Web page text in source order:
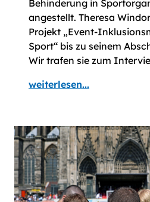
Behinderung in
angestellt. Theresa
Projekt „Event-
Sport“ bis zu seinem
Wir trafen sie zum
weiterlesen...